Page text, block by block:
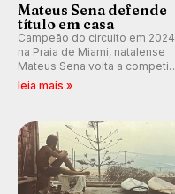
Mateus Sena defende
título em casa
Campeão do circuito em 2024
na Praia de Miami, natalense
Mateus Sena volta a competir
em casa em busca de manter a
leia mais »